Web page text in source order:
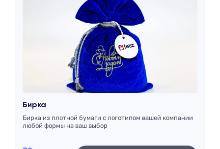
Бирка
Бирка из плотной бумаги с логотипом вашей компании
любой формы на ваш выбор